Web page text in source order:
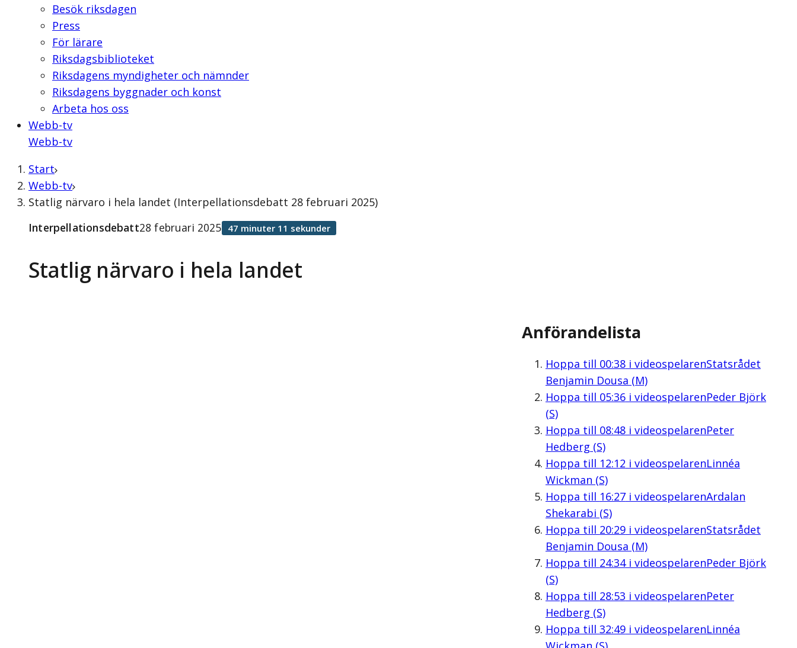
Besök riksdagen
Press
För lärare
Riksdagsbiblioteket
Riksdagens myndigheter och nämnder
Riksdagens byggnader och konst
Arbeta hos oss
Webb-tv
Webb-tv
Start
Webb-tv
Statlig närvaro i hela landet (Interpellationsdebatt 28 februari 2025)
Statlig närvaro i hela landet
Interpellationsdebatt28 februari 2025 47 minuter 11 sekunder
Anförandelista
Hoppa till 00:38i videospelarenStatsrådet
Benjamin Dousa (M)
Hoppa till 05:36i videospelarenPeder Björk
(S)
Hoppa till 08:48i videospelarenPeter
Hedberg (S)
Hoppa till 12:12 i videospelarenLinnéa
Wickman (S)
Hoppa till 16:27i videospelarenArdalan
Shekarabi (S)
Hoppa till 20:29i videospelarenStatsrådet
Benjamin Dousa (M)
Hoppa till 24:34i videospelarenPeder Björk
(S)
Hoppa till 28:53 i videospelarenPeter
Hedberg (S)
Hoppa till 32:49i videospelarenLinnéa